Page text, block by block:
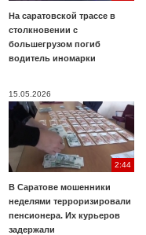
На саратовской трассе в
столкновении с
большегрузом погиб
водитель иномарки
15.05.2026
2:44
В Саратове мошенники
неделями терроризировали
пенсионера. Их курьеров
задержали